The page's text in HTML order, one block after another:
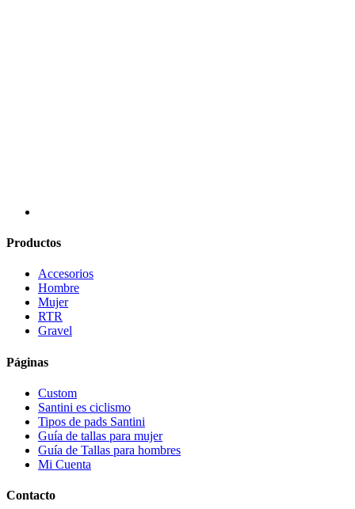
Productos
Accesorios
Hombre
Mujer
RTR
Gravel
Páginas
Custom
Santini es ciclismo
Tipos de pads Santini
Guía de tallas para mujer
Guía de Tallas para hombres
Mi Cuenta
Contacto